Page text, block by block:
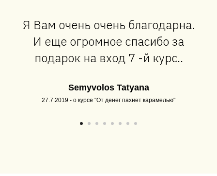
Я Вам очень очень благодарна.
И еще огромное спасибо за
подарок на вход 7 -й курс..
Semyvolos Tatyana
27.7.2019 - о курсе "От денег пахнет карамелью"